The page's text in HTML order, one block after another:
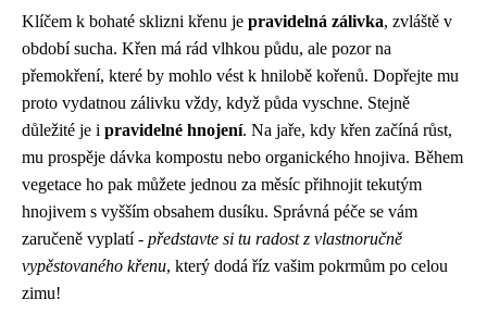
Klíčem k bohaté sklizni křenu je pravidelná zálivka, zvláště v
období sucha. Křen má rád vlhkou půdu, ale pozor na
přemokření, které by mohlo vést k hnilobě kořenů. Dopřejte mu
proto vydatnou zálivku vždy, když půda vyschne. Stejně
důležité je i pravidelné hnojení. Na jaře, kdy křen začíná růst,
mu prospěje dávka kompostu nebo organického hnojiva. Během
vegetace ho pak můžete jednou za měsíc přihnojit tekutým
hnojivem s vyšším obsahem dusíku. Správná péče se vám
zaručeně vyplatí - představte si tu radost z vlastnoručně
vypěstovaného křenu, který dodá říz vašim pokrmům po celou
zimu!